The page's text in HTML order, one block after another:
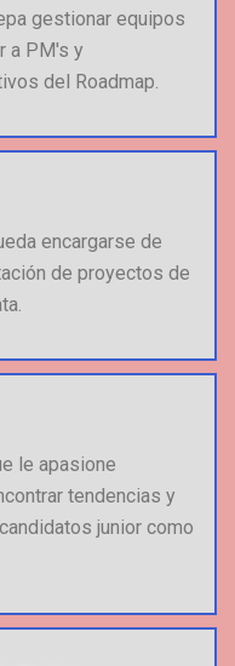
gestionar equipos
a PM's y
del Roadmap.
encargarse de
de proyectos de
le apasione
tendencias y
junior como